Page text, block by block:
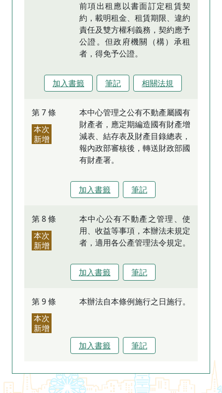
前項出租應以書面訂定租賃契
約，載明租金、租賃期限、違約
責任及雙方權利義務，契約應予
公證。但政府機關（構）承租
者，得免予公證。
加入書籤 筆記 相關法規
第 7 條
本次
新增
本中心管理之公有不動產屬國有
財產者，應定期編造國有財產增
減表、結存表及財產目錄總表，
報內政部審核後，轉送財政部國
有財產署。
加入書籤 筆記
第 8 條
本次
新增
本中心公有不動產之管理、使
用、收益等事項，本辦法未規定
者，適用各公產管理法令規定。
加入書籤 筆記
第 9 條
本次
新增
本辦法自本條例施行之日施行。
加入書籤 筆記